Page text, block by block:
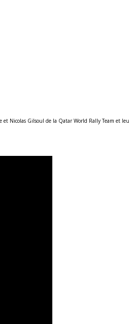
Nicolas Gilsoul de la Qatar World Rally Team et